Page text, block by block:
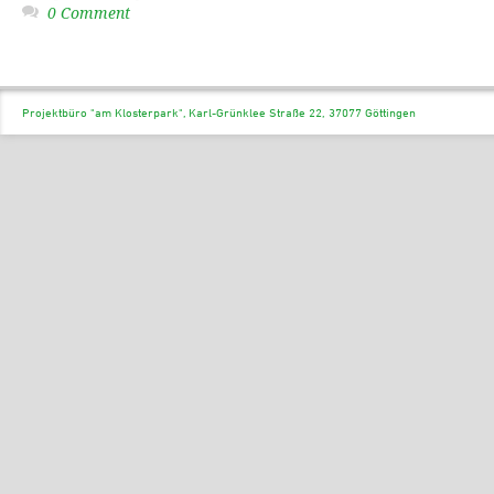
0 Comment
Projektbüro "am Klosterpark", Karl-Grünklee Straße 22, 37077 Göttingen